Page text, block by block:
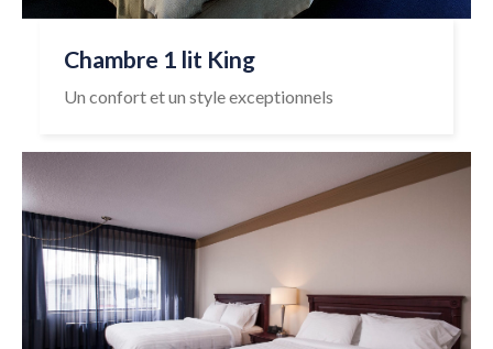
Chambre 1 lit King
Un confort et un style exceptionnels